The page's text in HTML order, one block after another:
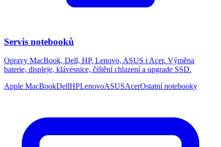
Servis notebooků
Opravy MacBook, Dell, HP, Lenovo, ASUS i Acer. Výměna
baterie, displeje, klávesnice, čištění chlazení a upgrade SSD.
Apple MacBookDellHPLenovoASUSAcerOstatní notebooky